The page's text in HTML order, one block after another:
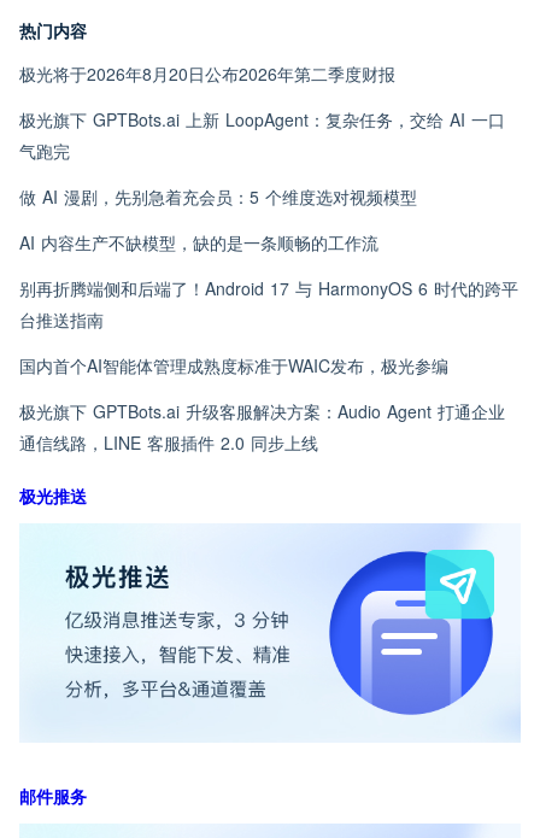
热门内容
极光将于2026年8月20日公布2026年第二季度财报
极光旗下 GPTBots.ai 上新 LoopAgent：复杂任务，交给 AI 一口
气跑完
做 AI 漫剧，先别急着充会员：5 个维度选对视频模型
AI 内容生产不缺模型，缺的是一条顺畅的工作流
别再折腾端侧和后端了！Android 17 与 HarmonyOS 6 时代的跨平
台推送指南
国内首个AI智能体管理成熟度标准于WAIC发布，极光参编
极光旗下 GPTBots.ai 升级客服解决方案：Audio Agent 打通企业
通信线路，LINE 客服插件 2.0 同步上线
极光推送
邮件服务